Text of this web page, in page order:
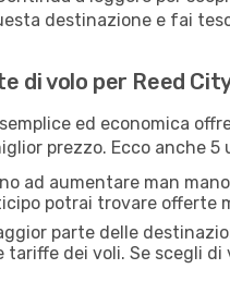
destinazione e fai
di volo per Reed
ed economica
prezzo. Ecco anche
ad aumentare man
potrai trovare offerte
parte delle
dei voli. Se scegli